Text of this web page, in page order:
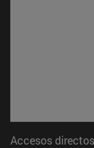
Accesos directos